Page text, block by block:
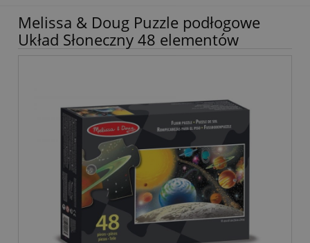
Melissa & Doug Puzzle podłogowe
Układ Słoneczny 48 elementów